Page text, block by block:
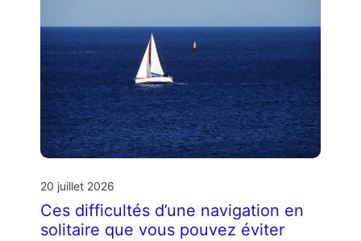
20 juillet 2026
Ces difficultés d’une navigation en
solitaire que vous pouvez éviter